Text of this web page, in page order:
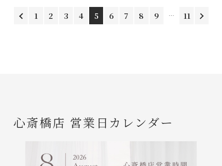
1 2 3 4 5 6 7 8 9 11
心斎橋店 営業日カレンダー